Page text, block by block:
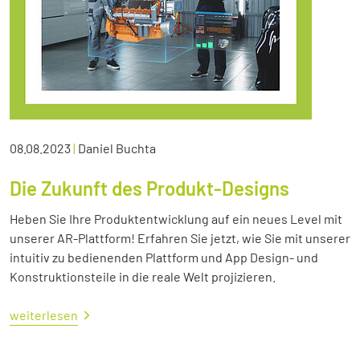
08.08.2023| Daniel Buchta
Die Zukunft des Produkt-Designs
Heben Sie Ihre Produktentwicklung auf ein neues Level mit
unserer AR-Plattform! Erfahren Sie jetzt, wie Sie mit unserer
intuitiv zu bedienenden Plattform und App Design- und
Konstruktionsteile in die reale Welt projizieren.
weiterlesen